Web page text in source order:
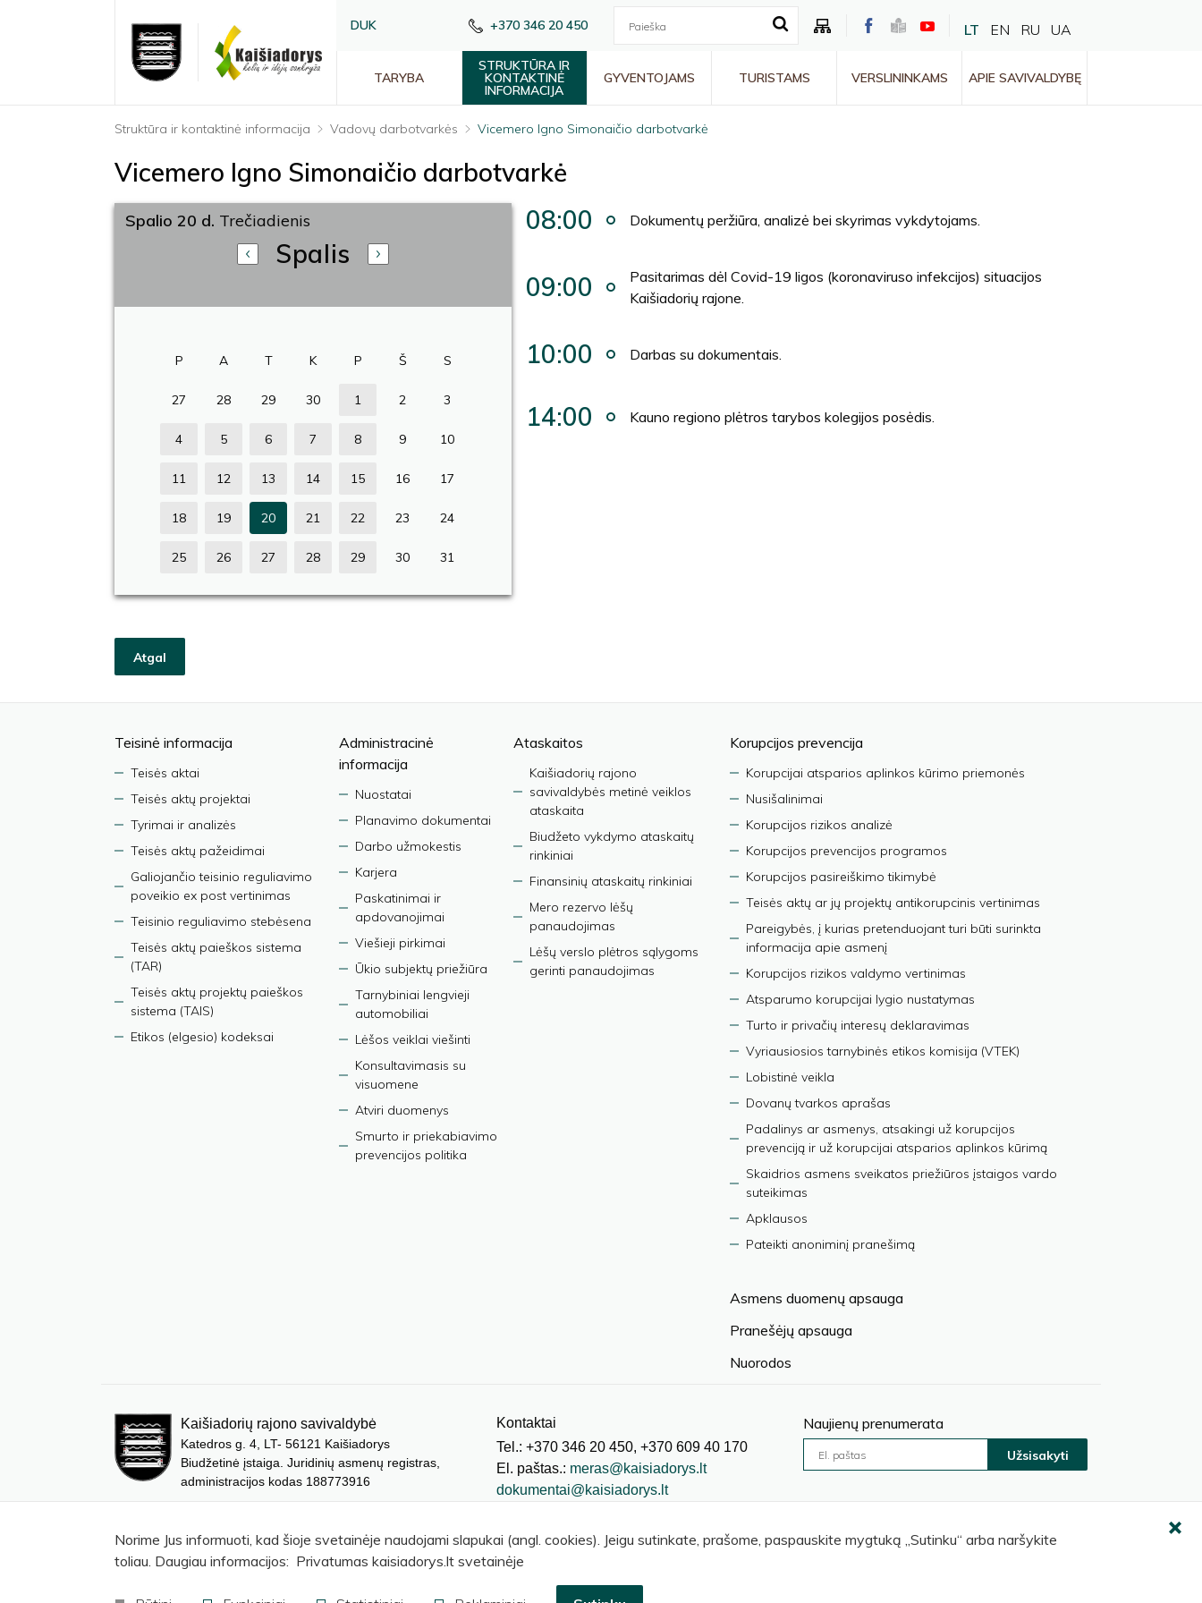
DUK +370 346 20 450 LT EN RU UA
TARYBA
STRUKTŪRA IR
KONTAKTINĖ
INFORMACIJA
GYVENTOJAMS TURISTAMS VERSLININKAMS APIE SAVIVALDYBĘ
Struktūra ir kontaktinė informacija Vadovų darbotvarkės Vicemero Igno Simonaičio darbotvarkė
Vicemero Igno Simonaičio darbotvarkė
Spalio 20 d. Trečiadienis
Spalis
P A T K P Š S
27 28 29 30 1 2 3
4 5 6 7 8 9 10
11 12 13 14 15 16 17
18 19 20 21 22 23 24
25 26 27 28 29 30 31
08:00 Dokumentų peržiūra, analizė bei skyrimas vykdytojams.
09:00
Pasitarimas dėl Covid-19 ligos (koronaviruso infekcijos) situacijos
Kaišiadorių rajone.
10:00 Darbas su dokumentais.
14:00 Kauno regiono plėtros tarybos kolegijos posėdis.
Atgal
Teisinė informacija
Teisės aktai
Teisės aktų projektai
Tyrimai ir analizės
Teisės aktų pažeidimai
Galiojančio teisinio reguliavimo
poveikio ex post vertinimas
Teisinio reguliavimo stebėsena
Teisės aktų paieškos sistema
(TAR)
Teisės aktų projektų paieškos
sistema (TAIS)
Etikos (elgesio) kodeksai
Administracinė
informacija
Nuostatai
Planavimo dokumentai
Darbo užmokestis
Karjera
Paskatinimai ir
apdovanojimai
Viešieji pirkimai
Ūkio subjektų priežiūra
Tarnybiniai lengvieji
automobiliai
Lėšos veiklai viešinti
Konsultavimasis su
visuomene
Atviri duomenys
Smurto ir priekabiavimo
prevencijos politika
Ataskaitos
Kaišiadorių rajono
savivaldybės metinė veiklos
ataskaita
Biudžeto vykdymo ataskaitų
rinkiniai
Finansinių ataskaitų rinkiniai
Mero rezervo lėšų
panaudojimas
Lėšų verslo plėtros sąlygoms
gerinti panaudojimas
Korupcijos prevencija
Korupcijai atsparios aplinkos kūrimo priemonės
Nusišalinimai
Korupcijos rizikos analizė
Korupcijos prevencijos programos
Korupcijos pasireiškimo tikimybė
Teisės aktų ar jų projektų antikorupcinis vertinimas
Pareigybės, į kurias pretenduojant turi būti surinkta
informacija apie asmenį
Korupcijos rizikos valdymo vertinimas
Atsparumo korupcijai lygio nustatymas
Turto ir privačių interesų deklaravimas
Vyriausiosios tarnybinės etikos komisija (VTEK)
Lobistinė veikla
Dovanų tvarkos aprašas
Padalinys ar asmenys, atsakingi už korupcijos
prevenciją ir už korupcijai atsparios aplinkos kūrimą
Skaidrios asmens sveikatos priežiūros įstaigos vardo
suteikimas
Apklausos
Pateikti anoniminį pranešimą
Asmens duomenų apsauga
Pranešėjų apsauga
Nuorodos
Kaišiadorių rajono savivaldybė
Katedros g. 4, LT- 56121 Kaišiadorys
Biudžetinė įstaiga. Juridinių asmenų registras,
administracijos kodas 188773916
Kontaktai
Tel.: +370 346 20 450, +370 609 40 170
El. paštas.: meras@kaisiadorys.lt
dokumentai@kaisiadorys.lt
Naujienų prenumerata
Užsisakyti
© 2026 Kaišiadorių rajono savivaldybė
Norime Jus informuoti, kad šioje svetainėje naudojami slapukai (angl. cookies). Jeigu sutinkate, prašome, paspauskite mygtuką „Sutinku“ arba naršykite
toliau. Daugiau informacijos: Privatumas kaisiadorys.lt svetainėje